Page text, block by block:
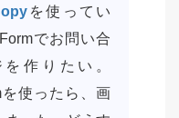
を使ってい
でお問い合
作りたい。
を使ったら、画